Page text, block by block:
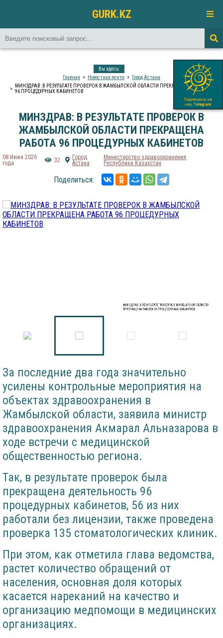
GURK.KZ
Вы здесь:
Главная
Новостная лента
Город Астана
МИНЗДРАВ: В РЕЗУЛЬТАТЕ ПРОВЕРОК В ЖАМБЫЛСКОЙ ОБЛАСТИ ПРЕКРАЩЕНА РАБОТА
96 ПРОЦЕДУРНЫХ КАБИНЕТОВ
МИНЗДРАВ: В РЕЗУЛЬТАТЕ ПРОВЕРОК В
ЖАМБЫЛСКОЙ ОБЛАСТИ ПРЕКРАЩЕНА
РАБОТА 96 ПРОЦЕДУРНЫХ КАБИНЕТОВ
08 Июня 2026
года
32
Город
Астана
Министерство здравоохранения
Республики Казахстан
Поделиться:
МИНЗДРАВ: В РЕЗУЛЬТАТЕ ПРОВЕРОК В ЖАМБЫЛСКОЙ ОБЛАСТИ
ПРЕКРАЩЕНА РАБОТА 96 ПРОЦЕДУРНЫХ КАБИНЕТОВ
За последние два года значительно
усилены контрольные мероприятия на
объектах здравоохранения в
Жамбылской области, заявила министр
здравоохранения Акмарал Альназарова в
ходе встречи с медицинской
общественностью региона.
Так, в результате проверок была
прекращена деятельность 96
процедурных кабинетов, 56 из них
работали без лицензии, также проведена
проверка 135 стоматологических клиник.
При этом, как отметила глава ведомства,
растет количество обращений от
населения, основная доля которых
касается нареканий на качество и
организацию медпомощи в медицинских
организациях.